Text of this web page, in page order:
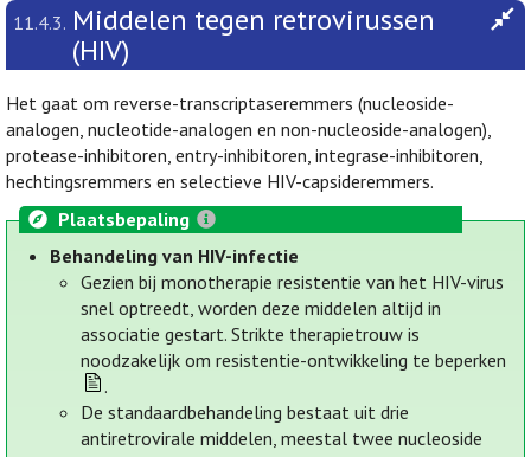
11.4.3. Middelen tegen retrovirussen
(HIV)
Het gaat om reverse-transcriptaseremmers (nucleoside-
analogen, nucleotide-analogen en non-nucleoside-analogen),
protease-inhibitoren, entry-inhibitoren, integrase-inhibitoren,
hechtingsremmers en selectieve HIV-capsideremmers.
Plaatsbepaling
Behandeling van HIV-infectie
Gezien bij monotherapie resistentie van het HIV-virus
snel optreedt, worden deze middelen altijd in
associatie gestart. Strikte therapietrouw is
noodzakelijk om resistentie-ontwikkeling te beperken
.
De standaardbehandeling bestaat uit drie
antiretrovirale middelen, meestal twee nucleoside